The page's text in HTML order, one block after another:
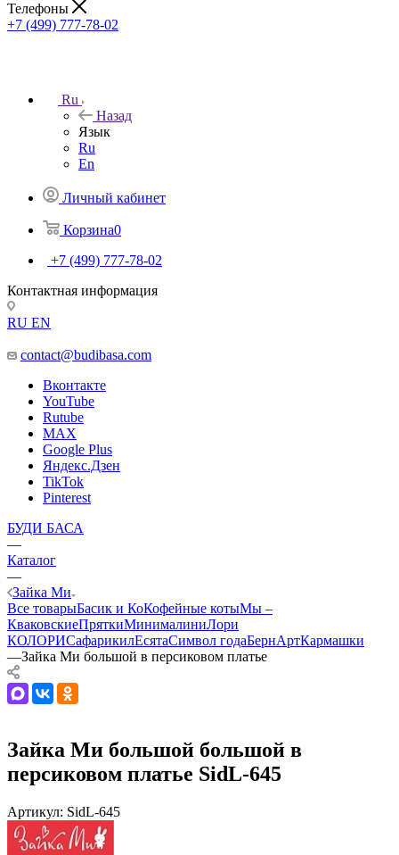
Телефоны
+7 (499) 777-78-02
Ru
Назад
Язык
Ru
En
Личный кабинет
Корзина0
+7 (499) 777-78-02
Контактная информация
RU EN
contact@budibasa.com
Вконтакте
YouTube
Rutube
MAX
Google Plus
Яндекс.Дзен
TikTok
Pinterest
БУДИ БАСА
—
Каталог
—
Зайка Ми
Все товарыБасик и КоКофейные котыМы –
КваковскиеПряткиМинималиниЛори
КОЛОРИСафарикилЕсятаСимвол годаБернАртКармашки
—Зайка Ми большой в персиковом платье
Зайка Ми большой большой в
персиковом платье SidL-645
Артикул: SidL-645